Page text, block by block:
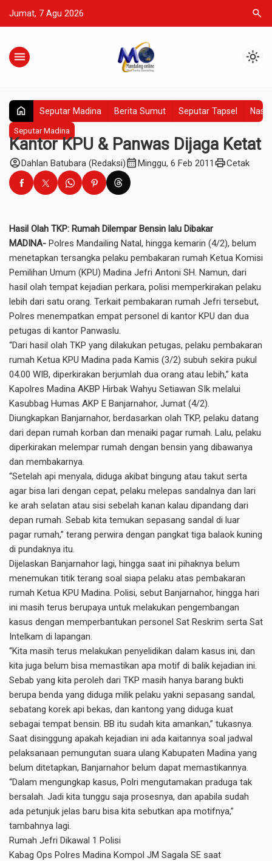
Jumat, 7 Agu 2026 search
menu light_mode
home Seputar Madina Berita Sumut Seputar Tapsel
Seputar Madina
Kantor KPU & Panwas Dijaga Ketat
account_circleDahlan Batubara (Redaksi)calendar_monthMinggu, 6 Feb 2011 printCetak
Hasil Olah TKP: Rumah Dilempar Bensin lalu Dibakar
MADINA- Polres Mandailing Natal, hingga kemarin (4/2), belum
menetapkan tersangka pelaku pembakaran rumah Ketua Komisi
Pemilihan Umum (KPU) Madina Jefri Antoni SH. Namun, dari
hasil olah tempat kejadian perkara, polisi memperkirakan pelaku
lebih dari satu orang. Terkait pembakaran rumah Jefri tersebut,
Polres menempatkan empat personel di kantor KPU dan dua
petugas di kantor Panwaslu.
“Dari hasil olah TKP yang dilakukan petugas, pelaku pembakaran
rumah Ketua KPU Madina pada Kamis (3/2) subuh sekira pukul
04.00 WIB, diperkirakan berjumlah dua orang atau lebih,” kata
Kapolres Madina AKBP Hirbak Wahyu Setiawan SIk melalui
Kasubbag Humas AKP E Banjarnahor, Jumat (4/2).
Diungkapkan Banjarnahor, berdasarkan olah TKP, pelaku datang
dari depan rumah korban dan menaiki pagar rumah. Lalu, pelaku
diperkirakan melempar rumah dengan bensin yang dibawanya
dan membakarnya.
“Setelah api menyala, diduga akibat bingung atau takut serta
agar bisa lari dengan cepat, pelaku melepas sandalnya dan lari
ke arah selatan atau sisi sebelah kanan kalau dipandang dari
depan rumah. Sebab kita temukan sepasang sandal di luar
pagar rumah,” terang perwira dengan pangkat tiga balaok kuning
di pundaknya itu.
Dijelaskan Banjarnahor lagi, hingga saat ini pihaknya belum
menemukan titik terang soal siapa pelaku atas pembakaran
rumah Ketua KPU Madina. Polisi, sebut Banjarnahor, hingga hari
ini masih terus berupaya untuk melakukan pengembangan
kasus dengan memperbantukan personel Sat Reskrim serta Sat
Intelkam di lapangan.
“Kita masih terus melakukan penyelidikan dalam kasus ini, dan
kita juga belum bisa memastikan apa motif di balik kejadian ini.
Sebab yang kita peroleh dari TKP masih hanya barang bukti
berupa benda yang diduga milik pelaku yakni sepasang sandal,
sebatang korek api bekas, dan kantong yang diduga kuat
sebagai tempat bensin. BB itu sudah kita amankan,” tukasnya.
Saat disinggung apakah kejadian ini ada kaitannya soal jadwal
pelaksanaan pemungutan suara ulang Kabupaten Madina yang
belum ditetapkan, Banjarnahor belum dapat memastikannya.
“Dalam mengungkap kasus, Polri mengutamakan praduga tak
bersalah. Jadi kita tunggu saja prosesnya, dan apabila sudah
ada petunjuk jelas baru bisa kita sebutkan apa motifnya,”
tambahnya lagi.
Rumah Jefri Dikawal 1 Polisi
Kabag Ops Polres Madina Kompol JM Sagala SE saat